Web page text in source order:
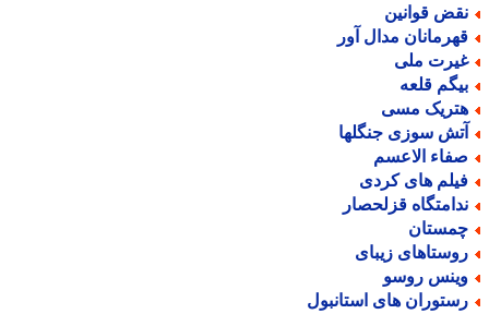
قوانین
مدال آور
ملی
قلعه
مسی
سوزی جنگلها
الاعسم
های کردی
قزلحصار
زیبای
روسو
های استانبول